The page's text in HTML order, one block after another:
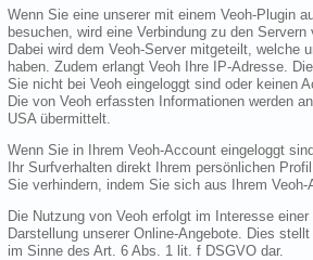
Wenn Sie eine unserer mit einem Veoh-Plugin
besuchen, wird eine Verbindung zu den Servern
Dabei wird dem Veoh-Server mitgeteilt, welche
haben. Zudem erlangt Veoh Ihre IP-Adresse.
Sie nicht bei Veoh eingeloggt sind oder keinen
Die von Veoh erfassten Informationen werden
USA übermittelt.
Wenn Sie in Ihrem Veoh-Account eingeloggt
Ihr Surfverhalten direkt Ihrem persönlichen
Sie verhindern, indem Sie sich aus Ihrem Veoh-
Die Nutzung von Veoh erfolgt im Interesse einer
Darstellung unserer Online-Angebote. Dies
im Sinne des Art. 6 Abs. 1 lit. f DSGVO dar.